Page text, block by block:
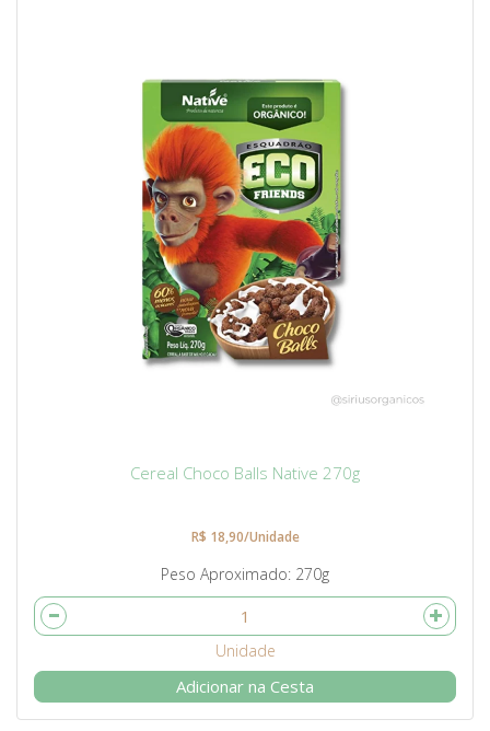
Cereal Choco Balls Native 270g
Peso Aproximado 270g
R$ 18,90/Unidade
Adicionar na Cesta